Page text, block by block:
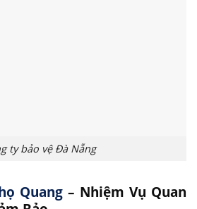
ty bảo vệ Đà Nẵng
Quang – Nhiệm Vụ Quan